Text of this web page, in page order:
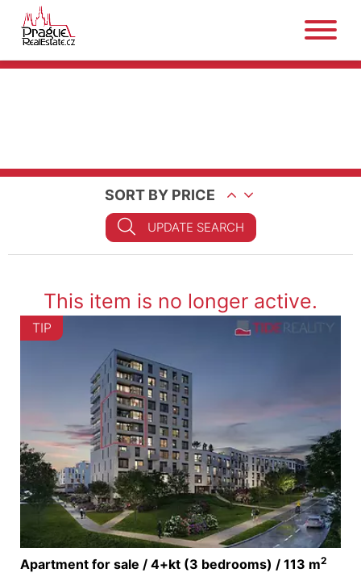
SORT BY PRICE
UPDATE SEARCH
This item is no longer active.
TIP
Apartment for sale / 4+kt (3 bedrooms) / 113 m2